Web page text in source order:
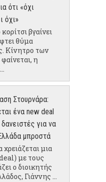
ότι «όχι
όχι»
βγαίνει
θύμα
Κίνητρο των
η
Στουρνάρα:
ένα new deal
για να
μπροστά
μια
με τους
ο διοικητής
Γιάννης ...